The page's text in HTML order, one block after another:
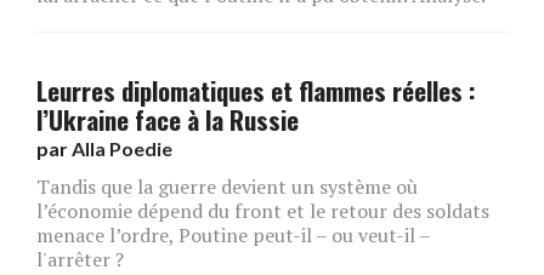
Leurres diplomatiques et flammes réelles :
l’Ukraine face à la Russie
par Alla Poedie
Tandis que la guerre devient un système où
l’économie dépend du front et le retour des soldats
menace l’ordre, Poutine peut-il – ou veut-il –
l'arrêter ?